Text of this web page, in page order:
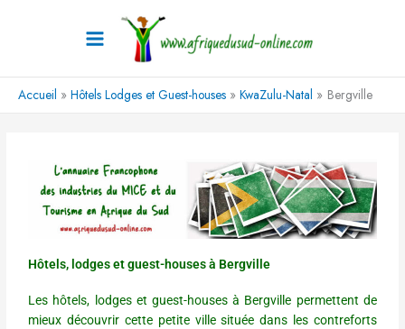
Accueil Hôtels Lodges et Guest-houses KwaZulu-Natal Bergville
Hôtels, lodges et guest-houses à Bergville
Les hôtels, lodges et guest-houses à Bergville permettent de
mieux découvrir cette petite ville située dans les contreforts